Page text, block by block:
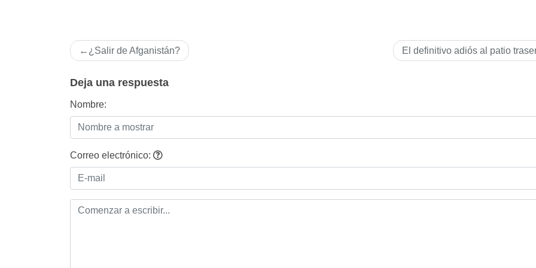
Navegación
de
entradas
¿Salir de Afganistán? El definitivo adiós al patio
Deja una respuesta
Nombre:
Correo electrónico: